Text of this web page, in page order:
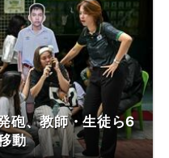
砲、教師・生徒ら6
動